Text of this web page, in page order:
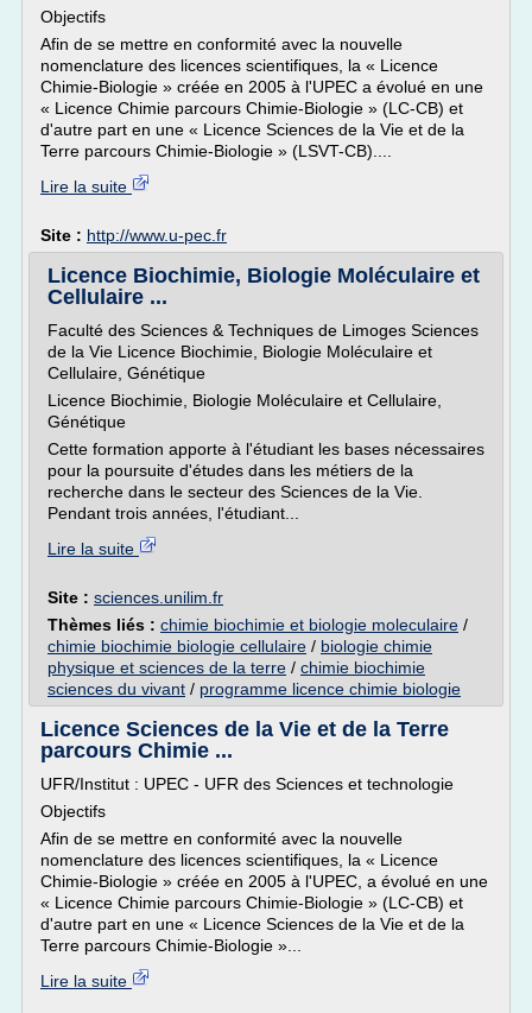
Objectifs
Afin de se mettre en conformité avec la nouvelle
nomenclature des licences scientifiques, la « Licence
Chimie-Biologie » créée en 2005 à l'UPEC a évolué en une
« Licence Chimie parcours Chimie-Biologie » (LC-CB) et
d'autre part en une « Licence Sciences de la Vie et de la
Terre parcours Chimie-Biologie » (LSVT-CB)....
Lire la suite
Site : http://www.u-pec.fr
Licence Biochimie, Biologie Moléculaire et
Cellulaire ...
Faculté des Sciences & Techniques de Limoges Sciences
de la Vie Licence Biochimie, Biologie Moléculaire et
Cellulaire, Génétique
Licence Biochimie, Biologie Moléculaire et Cellulaire,
Génétique
Cette formation apporte à l'étudiant les bases nécessaires
pour la poursuite d'études dans les métiers de la
recherche dans le secteur des Sciences de la Vie.
Pendant trois années, l'étudiant...
Lire la suite
Site : sciences.unilim.fr
Thèmes liés : chimie biochimie et biologie moleculaire /
chimie biochimie biologie cellulaire / biologie chimie
physique et sciences de la terre / chimie biochimie
sciences du vivant / programme licence chimie biologie
Licence Sciences de la Vie et de la Terre
parcours Chimie ...
UFR/Institut : UPEC - UFR des Sciences et technologie
Objectifs
Afin de se mettre en conformité avec la nouvelle
nomenclature des licences scientifiques, la « Licence
Chimie-Biologie » créée en 2005 à l'UPEC, a évolué en une
« Licence Chimie parcours Chimie-Biologie » (LC-CB) et
d'autre part en une « Licence Sciences de la Vie et de la
Terre parcours Chimie-Biologie »...
Lire la suite